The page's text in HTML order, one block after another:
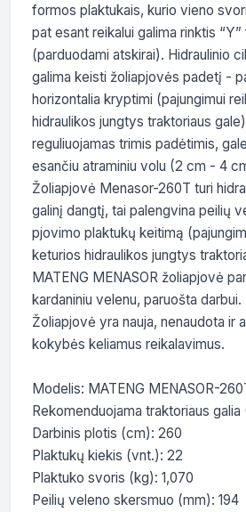
formos plaktukais, kurio vieno
pat esant reikalui galima rinktis
(parduodami atskirai). Hidraulinio
galima keisti žoliapjovės padetį -
horizontalia kryptimi (pajungimui
hidraulikos jungtys traktoriaus
reguliuojamas trimis padėtimis,
esančiu atraminiu volu (2 cm - 4
Žoliapjovė Menasor-260T turi
galinį dangtį, tai palengvina peilių
pjovimo plaktukų keitimą
keturios hidraulikos jungtys
MATENG MENASOR žoliapjovė
kardaniniu velenu, paruošta darbui.
Žoliapjovė yra nauja, nenaudota ir
kokybės keliamus reikalavimus.
Modelis: MATENG MENASOR-
Rekomenduojama traktoriaus galia
Darbinis plotis (cm): 260
Plaktukų kiekis (vnt.): 22
Plaktuko svoris (kg): 1,070
Peilių veleno skersmuo (mm): 194